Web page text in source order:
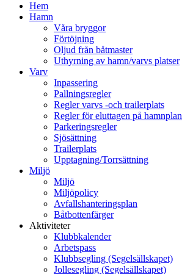
Hem
Hamn
Våra bryggor
Förtöjning
Oljud från båtmaster
Uthyrning av hamn/varvs platser
Varv
Inpassering
Pallningsregler
Regler varvs -och trailerplats
Regler för eluttagen på hamnplan
Parkeringsregler
Sjösättning
Trailerplats
Upptagning/Torrsättning
Miljö
Miljö
Miljöpolicy
Avfallshanteringsplan
Båtbottenfärger
Aktiviteter
Klubbkalender
Arbetspass
Klubbsegling (Segelsällskapet)
Jollesegling (Segelsällskapet)